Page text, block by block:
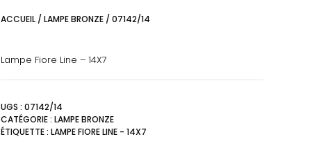
ACCUEIL /LAMPE BRONZE / 07142/14
Lampe Fiore Line – 14X7
UGS :07142/14
CATÉGORIE :LAMPE BRONZE
ÉTIQUETTE :LAMPE FIORE LINE - 14X7